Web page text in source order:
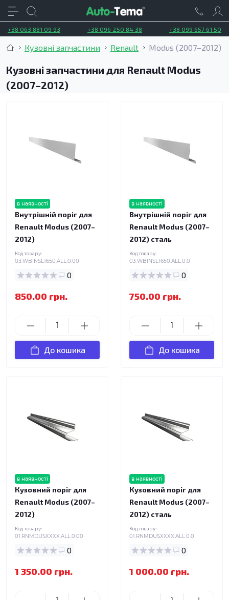
+38 063 881 09 93 +38 096 250 84 38 +38 099 657 61 50
Кузовні запчастини Renault Modus (2007–2012)
Кузовні запчастини для Renault Modus
(2007–2012)
в наявності
Внутрішній поріг для
Renault Modus (2007–
2012)
Код товару:
03.WBINSL1650.ALL.0.00
0
850.00 грн.
До кошика
в наявності
Внутрішній поріг для
Renault Modus (2007–
2012) сталь
Код товару:
03.WBINSL1650.ALL.0.0
0
750.00 грн.
До кошика
в наявності
Кузовний поріг для
Renault Modus (2007–
2012)
Код товару:
01.RNMDUSXXXX.ALL.0.00
0
1 350.00 грн.
в наявності
Кузовний поріг для
Renault Modus (2007–
2012) сталь
Код товару:
01.RNMDUSXXXX.ALL.0.0
0
1 000.00 грн.